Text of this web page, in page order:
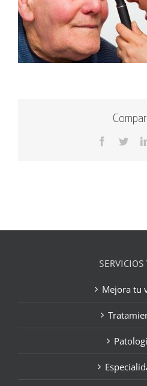
Facebook
SERVICIOS
Mejora tu